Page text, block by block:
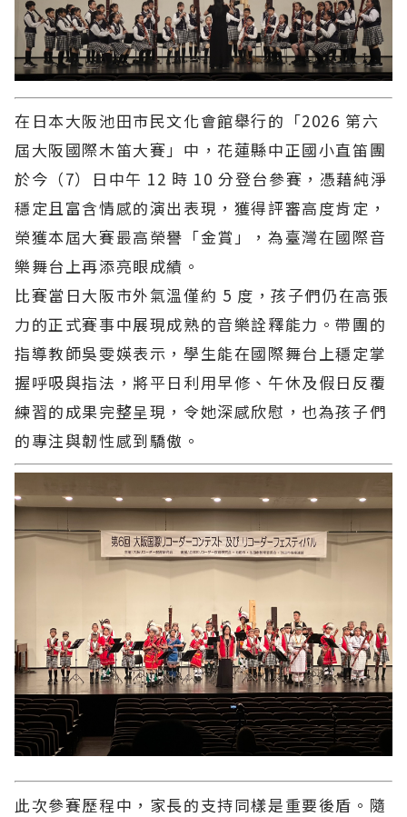
在日本大阪池田市民文化會館舉行的「2026 第六
屆大阪國際木笛大賽」中，花蓮縣中正國小直笛團
於今（7）日中午 12 時 10 分登台參賽，憑藉純淨
穩定且富含情感的演出表現，獲得評審高度肯定，
榮獲本屆大賽最高榮譽「金賞」，為臺灣在國際音
樂舞台上再添亮眼成績。
比賽當日大阪市外氣溫僅約 5 度，孩子們仍在高張
力的正式賽事中展現成熟的音樂詮釋能力。帶團的
指導教師吳雯媖表示，學生能在國際舞台上穩定掌
握呼吸與指法，將平日利用早修、午休及假日反覆
練習的成果完整呈現，令她深感欣慰，也為孩子們
的專注與韌性感到驕傲。
此次參賽歷程中，家長的支持同樣是重要後盾。隨